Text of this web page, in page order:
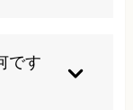
なります。ま
の乱れが影響
です